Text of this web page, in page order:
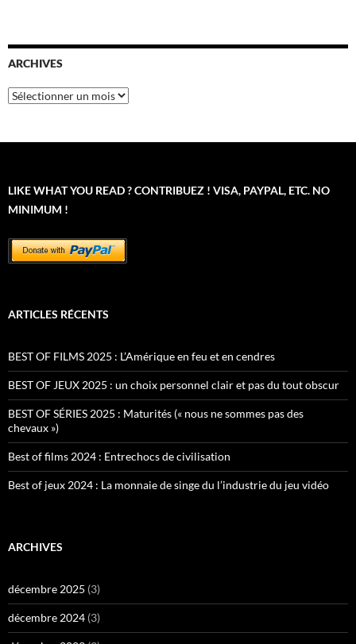
ARCHIVES
Archives
LIKE WHAT YOU READ ? CONTRIBUEZ ! VISA, PAYPAL, ETC. NO
MINIMUM !
ARTICLES RÉCENTS
BEST OF FILMS 2025 : L’Amérique en feu et en cendres
BEST OF JEUX 2025 : un choix personnel clair et pas du tout obscur
BEST OF SÉRIES 2025 : Maturités (« nous ne sommes pas des
chevaux »)
Best of films 2024 : Entrechocs de civilisation
Best of jeux 2024 : La monnaie de singe du l’industrie du jeu vidéo
ARCHIVES
décembre 2025 (3)
décembre 2024 (3)